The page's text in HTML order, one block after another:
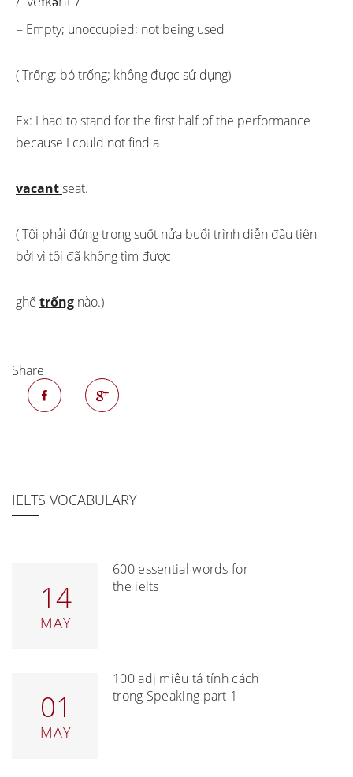
= Empty; unoccupied; not being used
( Trống; bỏ trống; không được sử dụng)
Ex: I had to stand for the first half of the performance
because I could not find a
vacantseat.
( Tôi phải đứng trong suốt nửa buổi trình diễn đầu tiên
bởi vì tôi đã không tìm được
ghế trống nào.)
Share
IELTS VOCABULARY
14
MAY
600 essential words for
the ielts
01
MAY
100 adj miêu tả tính cách
trong Speaking part 1